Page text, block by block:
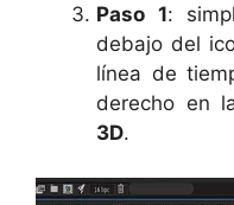
Paso 1:
debajo del
línea de
derecho en
3D.